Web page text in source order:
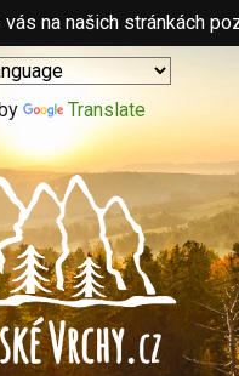
na našich stránkách
Translate